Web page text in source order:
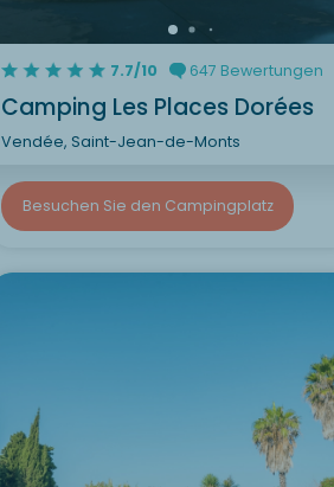
7.7/10 647 Bewertungen
Camping Les Places Dorées
Vendée, Saint-Jean-de-Monts
Besuchen Sie den Campingplatz